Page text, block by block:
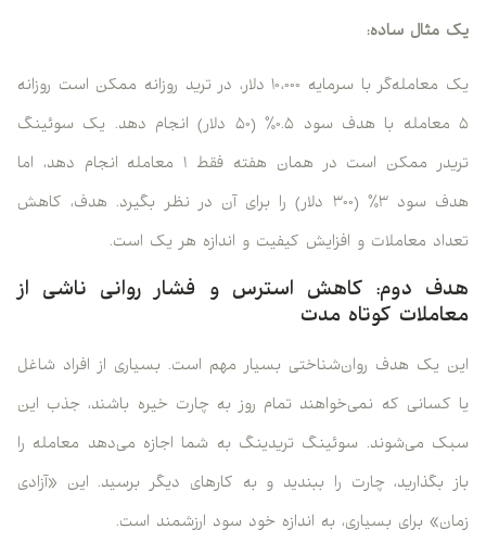
یک مثال ساده:
یک معامله‌گر با سرمایه ۱۰،۰۰۰ دلار، در ترید روزانه ممکن است روزانه
۵ معامله با هدف سود ۰.۵٪ (۵۰ دلار) انجام دهد. یک سوئینگ
تریدر ممکن است در همان هفته فقط ۱ معامله انجام دهد، اما
هدف سود ۳٪ (۳۰۰ دلار) را برای آن در نظر بگیرد. هدف، کاهش
تعداد معاملات و افزایش کیفیت و اندازه هر یک است.
هدف دوم: کاهش استرس و فشار روانی ناشی از
معاملات کوتاه ‌مدت
این یک هدف روان‌شناختی بسیار مهم است. بسیاری از افراد شاغل
یا کسانی که نمی‌خواهند تمام روز به چارت خیره باشند، جذب این
سبک می‌شوند. سوئینگ تریدینگ به شما اجازه می‌دهد معامله را
باز بگذارید، چارت را ببندید و به کارهای دیگر برسید. این «آزادی
زمان» برای بسیاری، به اندازه خود سود ارزشمند است.